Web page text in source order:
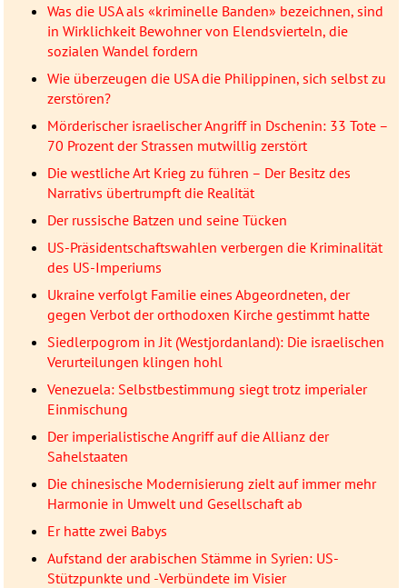
Was die USA als «kriminelle Banden» bezeichnen, sind
in Wirklichkeit Bewohner von Elendsvierteln, die
sozialen Wandel fordern
Wie überzeugen die USA die Philippinen, sich selbst zu
zerstören?
Mörderischer israelischer Angriff in Dschenin: 33 Tote –
70 Prozent der Strassen mutwillig zerstört
Die westliche Art Krieg zu führen – Der Besitz des
Narrativs übertrumpft die Realität
Der russische Batzen und seine Tücken
US-Präsidentschaftswahlen verbergen die Kriminalität
des US-Imperiums
Ukraine verfolgt Familie eines Abgeordneten, der
gegen Verbot der orthodoxen Kirche gestimmt hatte
Siedlerpogrom in Jit (Westjordanland): Die israelischen
Verurteilungen klingen hohl
Venezuela: Selbstbestimmung siegt trotz imperialer
Einmischung
Der imperialistische Angriff auf die Allianz der
Sahelstaaten
Die chinesische Modernisierung zielt auf immer mehr
Harmonie in Umwelt und Gesellschaft ab
Er hatte zwei Babys
Aufstand der arabischen Stämme in Syrien: US-
Stützpunkte und -Verbündete im Visier